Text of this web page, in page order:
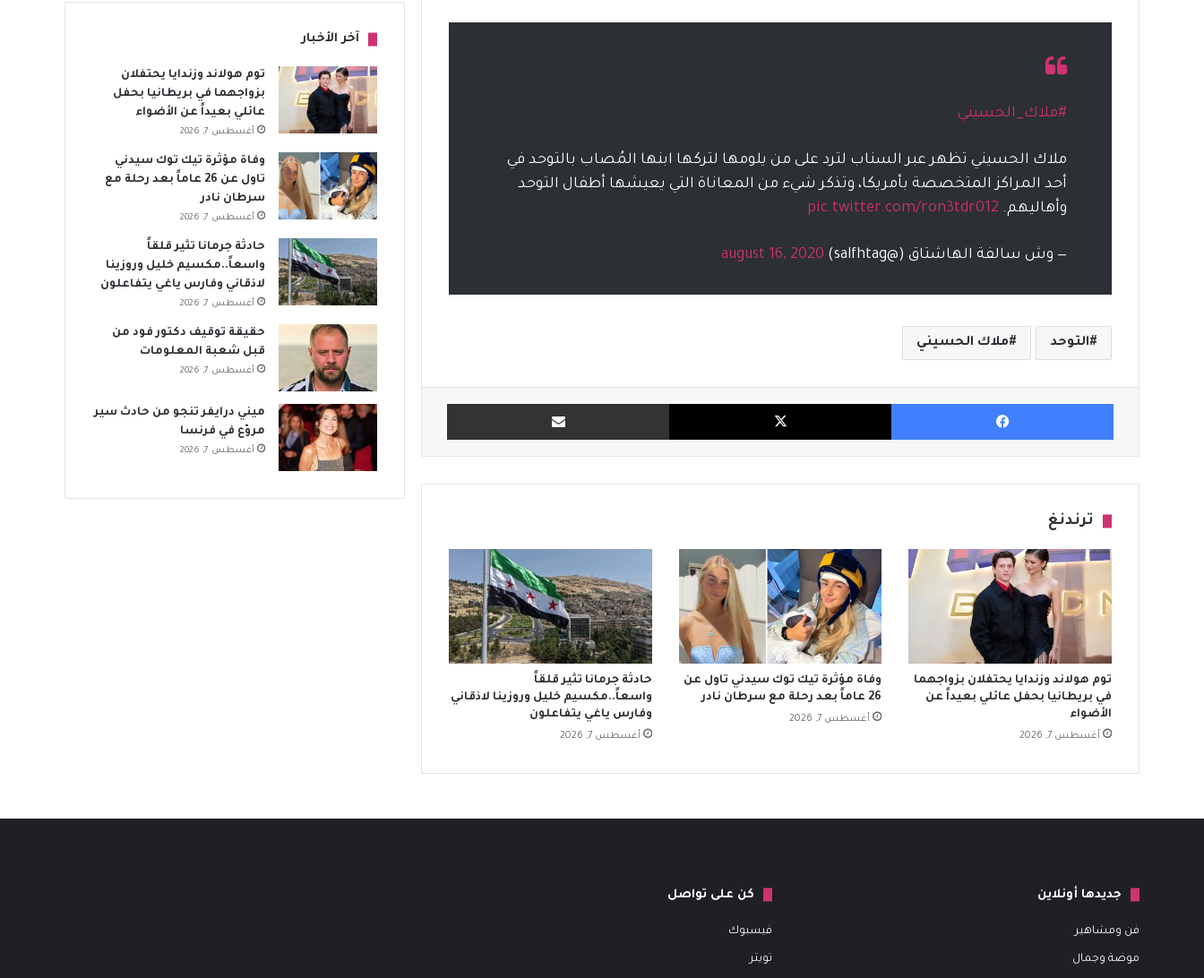
#ملاك_الحسيني
ملاك الحسيني تظهر عبر السناب لترد على من يلومها لتركها ابنها المُصاب بالتوحد في
أحد المراكز المتخصصة بأمريكا، وتذكر شيء من المعاناة التي يعيشها أطفال التوحد
وأهاليهم. pic.twitter.com/ron3tdr012
— وش سالفة الهاشتاق (@salfhtag) august 16, 2020
التوحد ملاك الحسيني
فيسبوك X مشاركة بالبريد
ترندنغ
توم هولاند وزندايا يحتفلان بزواجهما
في بريطانيا بحفل عائلي بعيداً عن
الأضواء
أغسطس 7, 2026
وفاة مؤثرة تيك توك سيدني تاول عن
26 عاماً بعد رحلة مع سرطان نادر
أغسطس 7, 2026
حادثة جرمانا تثير قلقاً
واسعاً..مكسيم خليل وروزينا لاذقاني
وفارس ياغي يتفاعلون
أغسطس 7, 2026
آخر الأخبار
توم هولاند وزندايا يحتفلان
بزواجهما في بريطانيا بحفل
عائلي بعيداً عن الأضواء
أغسطس 7, 2026
وفاة مؤثرة تيك توك سيدني
تاول عن 26 عاماً بعد رحلة مع
سرطان نادر
أغسطس 7, 2026
حادثة جرمانا تثير قلقاً
واسعاً..مكسيم خليل وروزينا
لاذقاني وفارس ياغي يتفاعلون
أغسطس 7, 2026
حقيقة توقيف دكتور فود من
قبل شعبة المعلومات
أغسطس 7, 2026
ميني درايفر تنجو من حادث سير
مروّع في فرنسا
أغسطس 7, 2026
جديدها أونلاين
فن ومشاهير
موضة وجمال
كن على تواصل
فيسبوك
تويتر